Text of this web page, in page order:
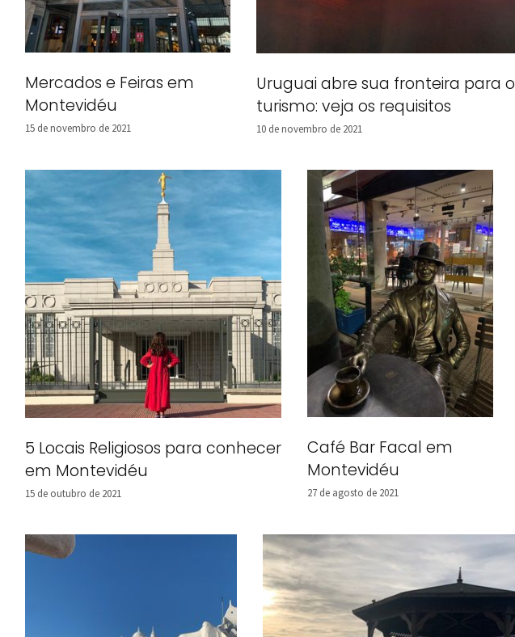
Mercados e Feiras em
Montevidéu
15 de novembro de 2021
Uruguai abre sua fronteira para o
turismo: veja os requisitos
10 de novembro de 2021
5 Locais Religiosos para conhecer
em Montevidéu
15 de outubro de 2021
Café Bar Facal em
Montevidéu
27 de agosto de 2021